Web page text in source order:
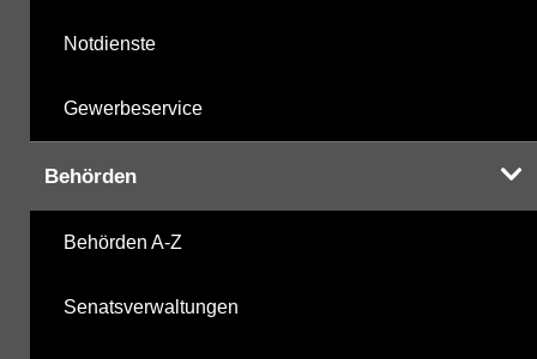
Notdienste
Gewerbeservice
Behörden
Behörden A-Z
Senatsverwaltungen